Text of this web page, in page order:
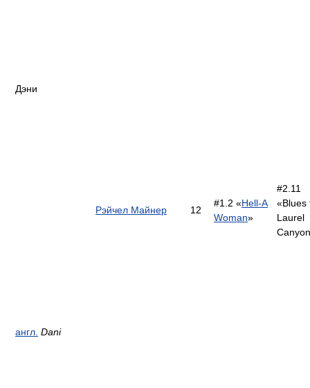
Дэни
англ. Dani
Рэйчел Майнер 12
#1.2 «Hell-A
Woman»
#2.11
«Blues
Laurel